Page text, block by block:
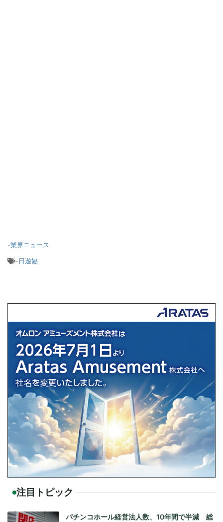
-業界ニュース
-日遊協
注目トピック
パチンコホール経営法人数、10年間で半減 総